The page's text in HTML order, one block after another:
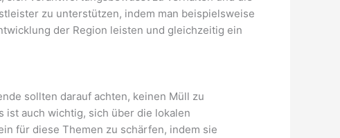
zu unterstützen, indem man beispielsweise
der Region leisten und gleichzeitig ein
sollten darauf achten, keinen Müll zu
ist auch wichtig, sich über die lokalen
für diese Themen zu schärfen, indem sie